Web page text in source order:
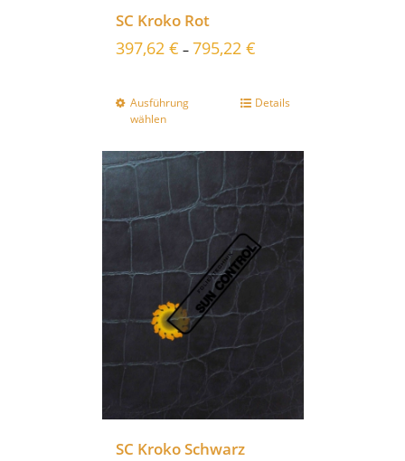
SC Kroko Rot
397,62 € – 795,22 €
Ausführung
wählen
Details
SC Kroko Schwarz